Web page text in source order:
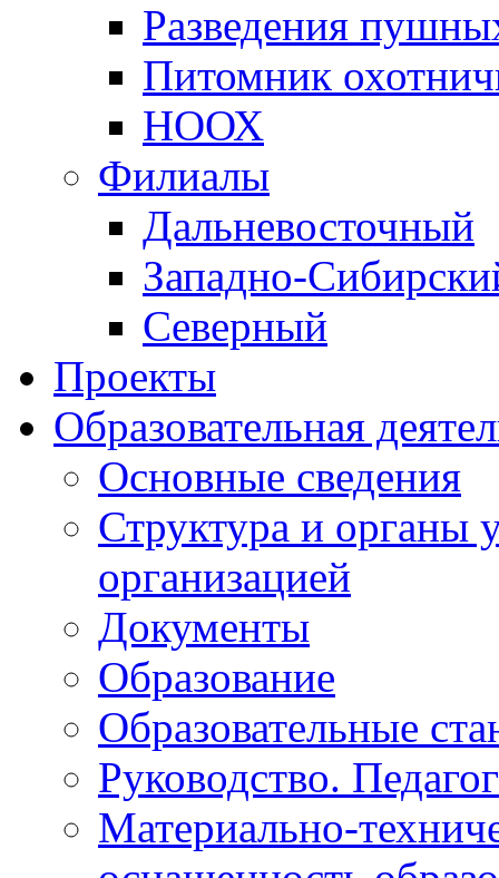
Разведения
Питомник
НООХ
Филиалы
Дальневосточный
Западно-
Северный
Проекты
Образовательная
Основные сведения
Структура и органы
организацией
Документы
Образование
Образовательные
Руководство.
Материально-